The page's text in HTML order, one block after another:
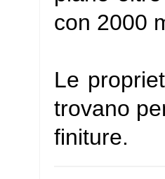
con 2000
Le
trovano
finiture.